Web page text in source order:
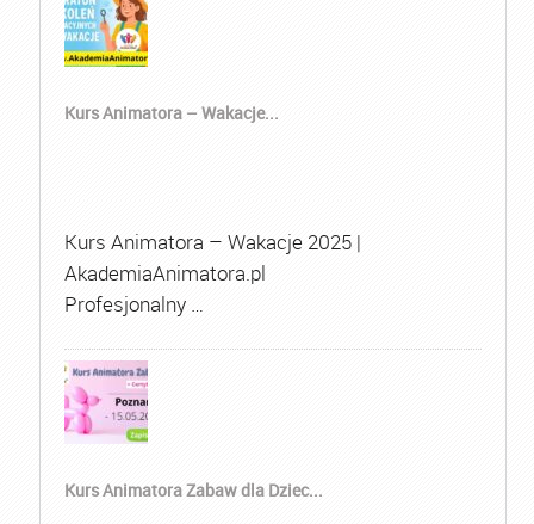
Kurs Animatora – Wakacje...
Kurs Animatora – Wakacje 2025 |
AkademiaAnimatora.pl
Profesjonalny …
Kurs Animatora Zabaw dla Dziec...